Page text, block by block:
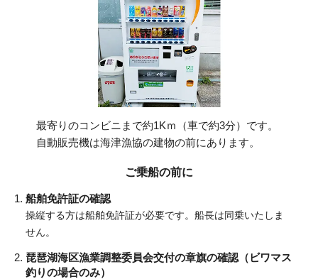
最寄りのコンビニまで約1Kｍ（車で約3分）です。
自動販売機は海津漁協の建物の前にあります。
ご乗船の前に
船舶免許証の確認
操縦する方は船舶免許証が必要です。船長は同乗いたしま
せん。
琵琶湖海区漁業調整委員会交付の章旗の確認（ビワマス
釣りの場合のみ）